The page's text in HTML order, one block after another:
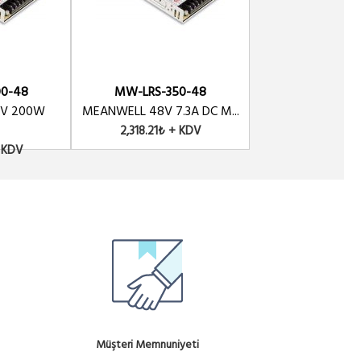
48
200W
MW-LRS-350-48
MEANWELL 48V 7.3A DC M...
2,318.21₺ + KDV
Müşteri Memnuniyeti